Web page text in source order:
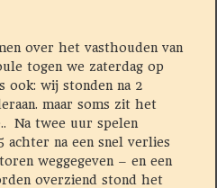
over het vasthouden van
togen we zaterdag op
ook: wij stonden na 2
maar soms zit het
Na twee uur spelen
achter na een snel verlies
weggegeven – en een
overziend stond het